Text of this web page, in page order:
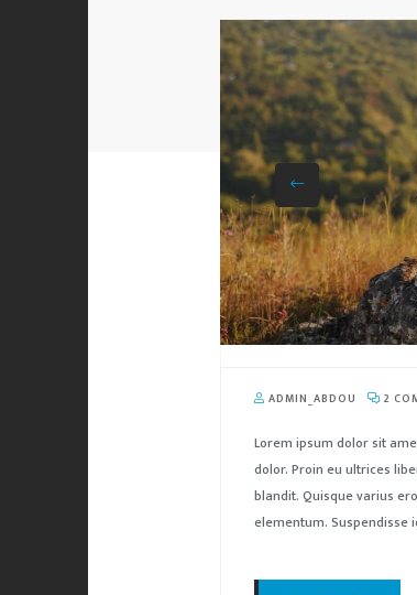
ADMIN_ABDOU 2
Lorem ipsum dolor sit
dolor. Proin eu ultrices
blandit. Quisque varius
elementum. Suspendisse